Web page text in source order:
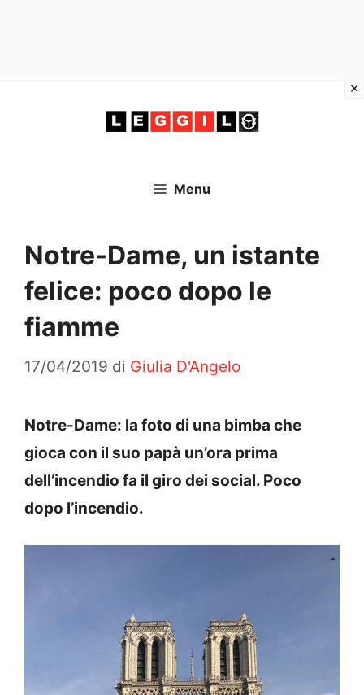
Menu
Notre-Dame, un istante
felice: poco dopo le
fiamme
17/04/2019 di Giulia D'Angelo
Notre-Dame: la foto di una bimba che
gioca con il suo papà un’ora prima
dell’incendio fa il giro dei social. Poco
dopo l’incendio.